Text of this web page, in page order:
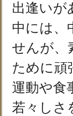
出逢いが
中には、
せんが、
ために頑
運動や食
若々しさ